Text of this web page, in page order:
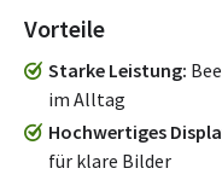
Vorteile
Starke Leistung
im Alltag
Hochwertiges
für klare Bilder